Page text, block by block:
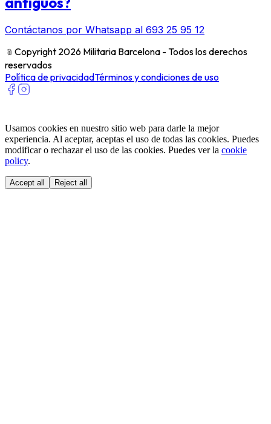
Contáctanos por Whatsapp al 693 25 95 12
﹫ Copyright 2026 Militaria Barcelona - Todos los derechos
reservados
Política de privacidadTérminos y condiciones de uso
Usamos cookies en nuestro sitio web para darle la mejor
experiencia. Al aceptar, aceptas el uso de todas las cookies. Puedes
modificar o rechazar el uso de las cookies. Puedes ver la cookie
policy.
Accept all Reject all